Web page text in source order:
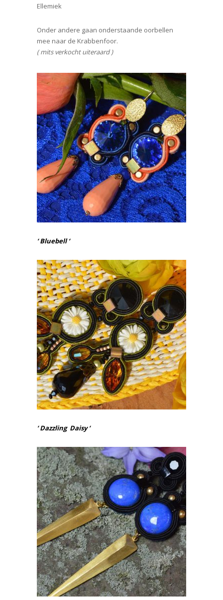
Ellemiek
Onder andere gaan onderstaande oorbellen
mee naar de Krabbenfoor.
( mits verkocht uiteraard )
‘ Bluebell ‘
‘ Dazzling Daisy ‘